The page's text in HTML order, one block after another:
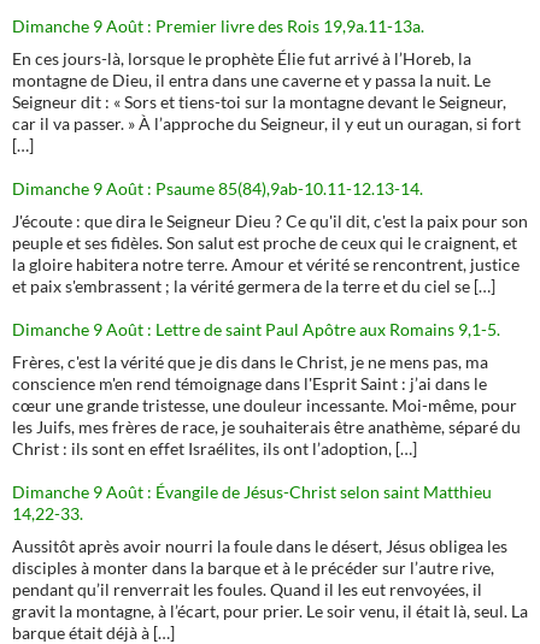
Dimanche 9 Août : Premier livre des Rois 19,9a.11-13a.
En ces jours-là, lorsque le prophète Élie fut arrivé à l’Horeb, la
montagne de Dieu, il entra dans une caverne et y passa la nuit. Le
Seigneur dit : « Sors et tiens-toi sur la montagne devant le Seigneur,
car il va passer. » À l’approche du Seigneur, il y eut un ouragan, si fort
[…]
Dimanche 9 Août : Psaume 85(84),9ab-10.11-12.13-14.
J'écoute : que dira le Seigneur Dieu ? Ce qu'il dit, c'est la paix pour son
peuple et ses fidèles. Son salut est proche de ceux qui le craignent, et
la gloire habitera notre terre. Amour et vérité se rencontrent, justice
et paix s'embrassent ; la vérité germera de la terre et du ciel se […]
Dimanche 9 Août : Lettre de saint Paul Apôtre aux Romains 9,1-5.
Frères, c'est la vérité que je dis dans le Christ, je ne mens pas, ma
conscience m'en rend témoignage dans l'Esprit Saint : j’ai dans le
cœur une grande tristesse, une douleur incessante. Moi-même, pour
les Juifs, mes frères de race, je souhaiterais être anathème, séparé du
Christ : ils sont en effet Israélites, ils ont l’adoption, […]
Dimanche 9 Août : Évangile de Jésus-Christ selon saint Matthieu
14,22-33.
Aussitôt après avoir nourri la foule dans le désert, Jésus obligea les
disciples à monter dans la barque et à le précéder sur l’autre rive,
pendant qu’il renverrait les foules. Quand il les eut renvoyées, il
gravit la montagne, à l’écart, pour prier. Le soir venu, il était là, seul. La
barque était déjà à […]